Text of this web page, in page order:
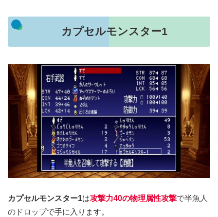
カプセルモンスター1
カプセルモンスター1は攻撃力40の物理属性攻撃で半魚人
のドロップで手に入ります。